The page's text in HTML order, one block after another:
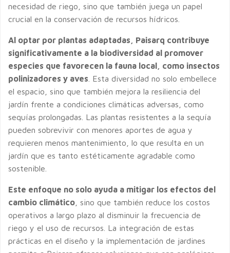
necesidad de riego, sino que también juega un papel
crucial en la conservación de recursos hídricos.
Al optar por plantas adaptadas, Paisarq contribuye
significativamente a la biodiversidad al promover
especies que favorecen la fauna local, como insectos
polinizadores y aves . Esta diversidad no solo embellece
el espacio, sino que también mejora la resiliencia del
jardín frente a condiciones climáticas adversas, como
sequías prolongadas. Las plantas resistentes a la sequía
pueden sobrevivir con menores aportes de agua y
requieren menos mantenimiento, lo que resulta en un
jardín que es tanto estéticamente agradable como
sostenible.
Este enfoque no solo ayuda a mitigar los efectos del
cambio climático , sino que también reduce los costos
operativos a largo plazo al disminuir la frecuencia de
riego y el uso de recursos. La integración de estas
prácticas en el diseño y la implementación de jardines